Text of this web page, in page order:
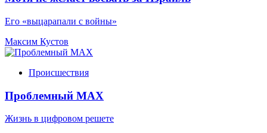
Его «выцарапали с войны»
Максим Кустов
Происшествия
Проблемный МАХ
Жизнь в цифровом решете